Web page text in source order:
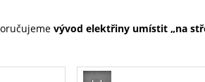
vývod elektřiny umístit „na